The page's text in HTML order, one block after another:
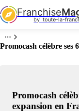
Franchise
by  toute-la-
Promocash célèbre ses
Promocash
expansion en